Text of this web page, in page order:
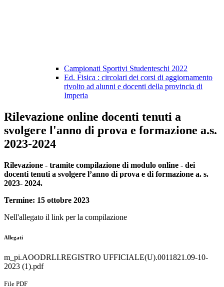
Campionati Sportivi Studenteschi 2022
Ed. Fisica : circolari dei corsi di aggiornamento
rivolto ad alunni e docenti della provincia di
Imperia
Rilevazione online docenti tenuti a
svolgere l'anno di prova e formazione a.s.
2023-2024
Rilevazione - tramite compilazione di modulo online - dei
docenti tenuti a svolgere l’anno di prova e di formazione a. s.
2023- 2024.
Termine: 15 ottobre 2023
Nell'allegato il link per la compilazione
Allegati
m_pi.AOODRLI.REGISTRO UFFICIALE(U).0011821.09-10-
2023 (1).pdf
File PDF